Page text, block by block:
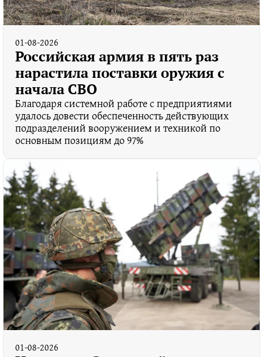
01-08-2026
Российская армия в пять раз
нарастила поставки оружия с
начала СВО
Благодаря системной работе с предприятиями
удалось довести обеспеченность действующих
подразделений вооружением и техникой по
основным позициям до 97%
01-08-2026